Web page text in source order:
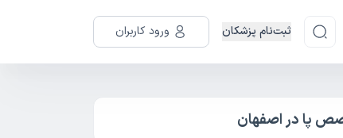
ثبت‌نام پزشکان ورود کاربران
پا در اصفهان